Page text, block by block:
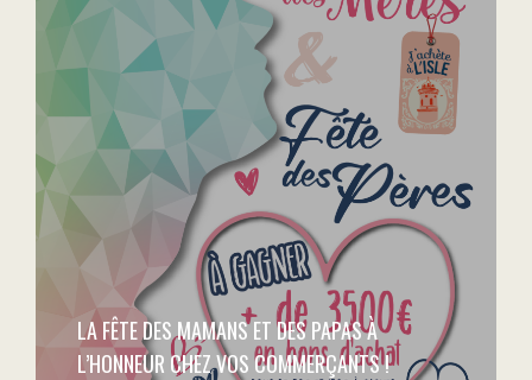
LA FÊTE DES MAMANS ET DES PAPAS À
L’HONNEUR CHEZ VOS COMMERÇANTS !